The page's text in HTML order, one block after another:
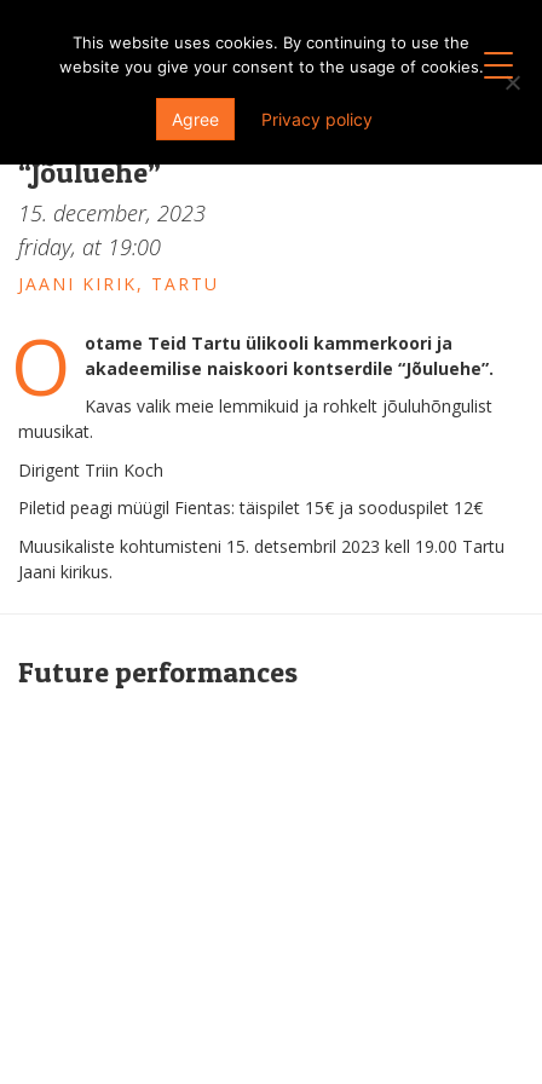
Tartu ülikooli kammerkoori ja
akadeemilise naiskoori kontsert
“Jõuluehe”
15. december, 2023
friday, at 19:00
JAANI KIRIK, TARTU
O
otame Teid Tartu ülikooli kammerkoori ja
akadeemilise naiskoori kontserdile “Jõuluehe”.
Kavas valik meie lemmikuid ja rohkelt jõuluhõngulist
muusikat.
Dirigent Triin Koch
Piletid peagi müügil Fientas: täispilet 15€ ja sooduspilet 12€
Muusikaliste kohtumisteni 15. detsembril 2023 kell 19.00 Tartu
Jaani kirikus.
Future performances
This website uses cookies. By continuing to use the
website you give your consent to the usage of cookies.
Agree Privacy policy